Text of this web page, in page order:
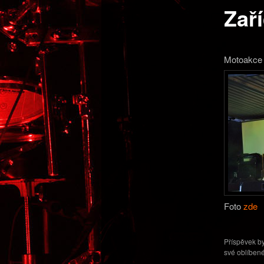
obsahu
Fotozde
Příspěvek
své